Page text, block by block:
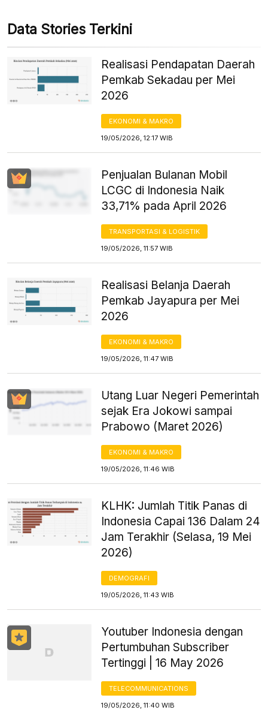
Data Stories Terkini
Realisasi Pendapatan Daerah
Pemkab Sekadau per Mei
2026
EKONOMI & MAKRO
19/05/2026, 12:17 WIB
Penjualan Bulanan Mobil
LCGC di Indonesia Naik
33,71% pada April 2026
TRANSPORTASI & LOGISTIK
19/05/2026, 11:57 WIB
Realisasi Belanja Daerah
Pemkab Jayapura per Mei
2026
EKONOMI & MAKRO
19/05/2026, 11:47 WIB
Utang Luar Negeri Pemerintah
sejak Era Jokowi sampai
Prabowo (Maret 2026)
EKONOMI & MAKRO
19/05/2026, 11:46 WIB
KLHK: Jumlah Titik Panas di
Indonesia Capai 136 Dalam 24
Jam Terakhir (Selasa, 19 Mei
2026)
DEMOGRAFI
19/05/2026, 11:43 WIB
Youtuber Indonesia dengan
Pertumbuhan Subscriber
Tertinggi | 16 May 2026
TELECOMMUNICATIONS
19/05/2026, 11:40 WIB